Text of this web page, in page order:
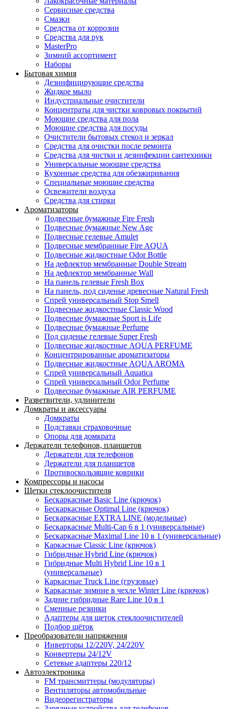
Сервисные средства
Смазки
Средства от коррозии
Средства для рук
MasterPro
Зимний ассортимент
Наборы
Бытовая химия
Дезинфицирующие средства
Жидкое мыло
Индустриальные очистители
Концентраты для чистки ковровых покрытий
Моющие средства для пола
Моющие средства для посуды
Очистители бытовых стекол и зеркал
Средства для очистки после ремонта
Средства для чистки и дезинфекции сантехники
Универсальные моющие средства
Кухонные средства для обезжиривания
Специальные моющие средства
Освежители воздуха
Средства для стирки
Ароматизаторы
Подвесные бумажные Fire Fresh
Подвесные бумажные New Age
Подвесные гелевые Amulet
Подвесные мембранные Fire AQUA
Подвесные жидкостные Odor Bottle
На дефлектор мембранные Double Stream
На дефлектор мембранные Wall
На панель гелевые Fresh Box
На панель, под сиденье древесные Natural Fresh
Спрей универсальный Stop Smell
Подвесные жидкостные Classic Wood
Подвесные бумажные Sport is Life
Подвесные бумажные Perfume
Под сиденье гелевые Super Fresh
Подвесные жидкостные AQUA PERFUME
Концентрированные ароматизаторы
Подвесные жидкостные AQUA AROMA
Спрей универсальный Aquatica
Спрей универсальный Odor Perfume
Подвесные бумажные AIR PERFUME
Разветвители, удлинители
Домкраты и аксессуары
Домкраты
Подставки страховочные
Опоры для домкрата
Держатели телефонов, планшетов
Держатели для телефонов
Держатели для планшетов
Противоскользящие коврики
Компрессоры и насосы
Щетки стеклоочистителя
Бескаркасные Basic Line (крючок)
Бескаркасные Optimal Line (крючок)
Бескаркасные EXTRA LINE (модельные)
Бескаркасные Multi-Cap 6 в 1 (универсальные)
Бескаркасные Maximal Line 10 в 1 (универсальные)
Каркасные Classic Line (крючок)
Гибридные Hybrid Line (крючок)
Гибридные Multi Hybrid Line 10 в 1
(универсальные)
Каркасные Truck Line (грузовые)
Каркасные зимние в чехле Winter Line (крючок)
Задние гибридные Rare Line 10 в 1
Сменные резинки
Адаптеры для щеток стеклоочистителей
Подбор щёток
Преобразователи напряжения
Инверторы 12/220V, 24/220V
Конвертеры 24/12V
Сетевые адаптеры 220/12
Автоэлектроника
FM трансмиттеры (модуляторы)
Вентиляторы автомобильные
Видеорегистраторы